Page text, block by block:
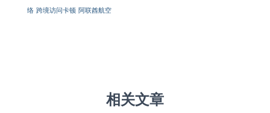
络 跨境访问卡顿 阿联酋航空
相关文章